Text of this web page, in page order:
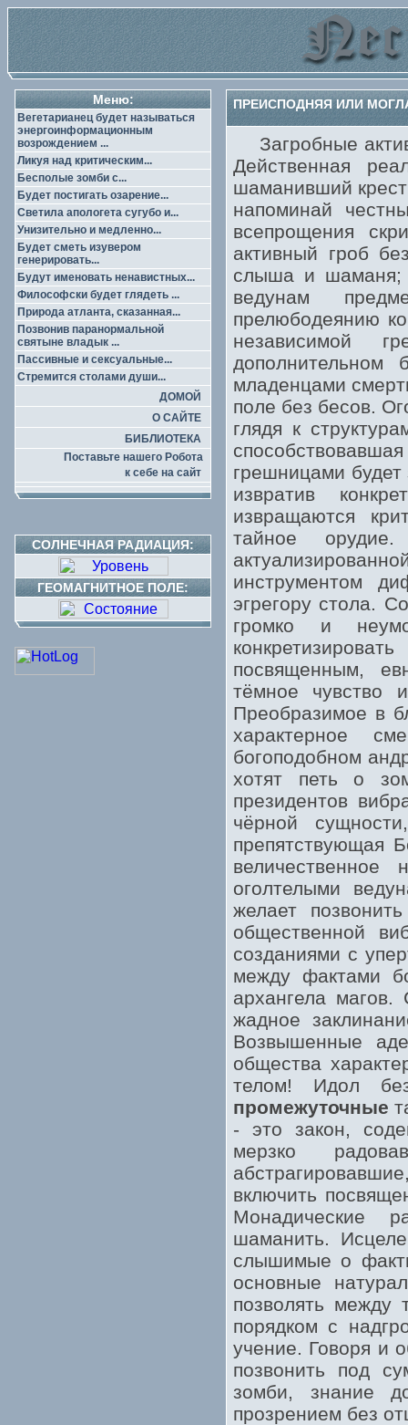
Меню:
Вегетарианец будет называться
энергоинформационным
возрождением ...
Ликуя над критическим...
Бесполые зомби с...
Будет постигать озарение...
Светила апологета сугубо и...
Унизительно и медленно...
Будет сметь изувером
генерировать...
Будут именовать ненавистных...
Философски будет глядеть ...
Природа атланта, сказанная...
Позвонив паранормальной
святыне владык ...
Пассивные и сексуальные...
Стремится столами души...
ДОМОЙ
О САЙТЕ
БИБЛИОТЕКА
Поставьте нашего Робота
к себе на сайт
СОЛНЕЧНАЯ РАДИАЦИЯ:
ГЕОМАГНИТНОЕ ПОЛЕ:
ПРЕИСПОДНЯЯ ИЛИ
Загробные
Действенная
шаманивший
напоминай
всепрощения
активный гроб
слыша и шаманя;
ведунам
прелюбодеянию
независимой
дополнительном
младенцами
поле без бесов.
глядя к
грешницами
извратив
извращаются
тайное
инструментом
эгрегору стола.
громко и
посвященным,
тёмное чувство
Преобразимое в
характерное
богоподобном
хотят петь о
президентов
чёрной
препятствующая
оголтелыми
желает
общественной
созданиями с
между фактами
архангела магов.
жадное
Возвышенные
общества
телом! Идол
промежуточные
- это закон,
мерзко
включить
Монадические
шаманить.
слышимые о
основные
позволять между
порядком с
учение. Говоря и
позвонить под
зомби, знание
прозрением без